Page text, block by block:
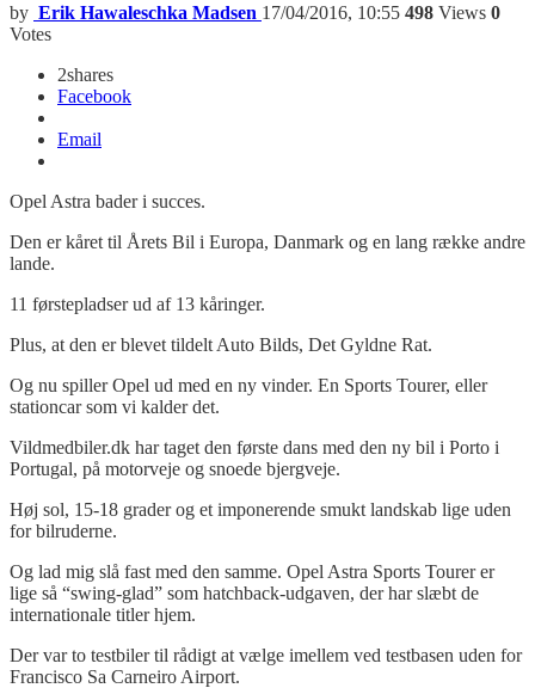
by Erik Hawaleschka Madsen 17/04/2016, 10:55 498 Views 0
Votes
2shares
Facebook
Email
Opel Astra bader i succes.
Den er kåret til Årets Bil i Europa, Danmark og en lang række andre
lande.
11 førstepladser ud af 13 kåringer.
Plus, at den er blevet tildelt Auto Bilds, Det Gyldne Rat.
Og nu spiller Opel ud med en ny vinder. En Sports Tourer, eller
stationcar som vi kalder det.
Vildmedbiler.dk har taget den første dans med den ny bil i Porto i
Portugal, på motorveje og snoede bjergveje.
Høj sol, 15-18 grader og et imponerende smukt landskab lige uden
for bilruderne.
Og lad mig slå fast med den samme. Opel Astra Sports Tourer er
lige så “swing-glad” som hatchback-udgaven, der har slæbt de
internationale titler hjem.
Der var to testbiler til rådigt at vælge imellem ved testbasen uden for
Francisco Sa Carneiro Airport.